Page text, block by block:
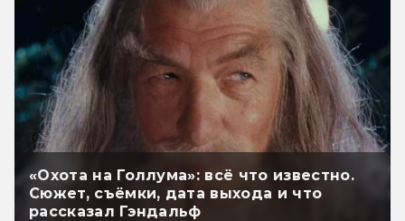
«Охота на Голлума»: всё что известно.
Сюжет, съёмки, дата выхода и что
рассказал Гэндальф